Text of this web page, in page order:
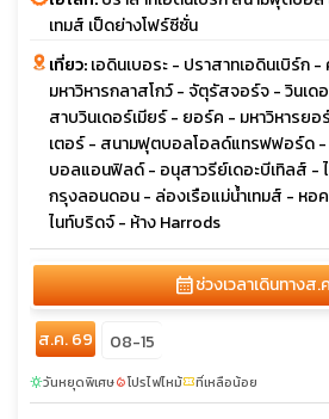
เทมส์ เป็ดย่างโฟร์ซีซั่น
เที่ยว:เอดินเบอระ - ปราสาทเอดินเบิร์ก
มหาวิหารกลาสโกว์ - จัตุรัสจอร์จ - วินเด
สาบวินเดอร์เมียร์ - ยอร์ค - มหาวิหารย
เตอร์ - สนามฟุตบอลโอลด์แทรฟฟอร์ด
บอลแอนฟิลด์ - อนุสาวรีย์เดอะบีเทิลส์ -
กรุงลอนดอน - ล่องเรือแม่น้ำเทมส์ - ห
ไนท์บริดจ์ - ห้าง Harrods
calendar_monthช่วงเวลาเดินทางส.
ส.ค. 69 08-15
sunnyวันหยุดพิเศษlocal_fire_departmentโปรไฟไหม้confirmation_numberที่เหลือน้อย